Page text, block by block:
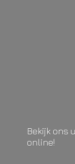
Bekijk ons
online!